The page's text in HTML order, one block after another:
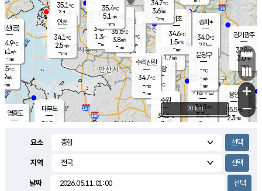
의도
℃
m/s
mm
영흥도
과천
32.9℃
1.7m/s
- mm
용인
35.5℃
2.3m/s
경기광주
32.8℃
3.0m/s
-mm
2.9m/s
대부도
34.8
35.1℃
3.1 m/s
-mm
의왕
- ℃
m/s
mm
mm
광명
35.8 ℃
2.4 m/s
-mm
부천
34.7℃
1.3m/s
-mm
구로
35.6℃
3.8m/s
-mm
송파*
34.0℃
2.9m/s
-mm
서초
34.6℃
1.5m/s
-mm
기흥구갈
34.3℃
3.2m/s
-
수리산길
34.7℃
-m/s
-mm
분당구
-℃
-m/s
-mm
인천(공)
34.9℃
4.1 m/s
-mm
35.4℃
5.1 m/s
-mm
수원
34.3℃
3 m/s
인천
34.1℃
2.5m/s
-mm
34.7℃
3.6m/s
-mm
+
−
20 km
요소
지역
날짜